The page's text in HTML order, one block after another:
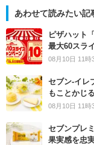
あわせて読みたい記
ピザハット
最大60スラ
08月10日 11時
セブン‐イレ
もことかじ
08月10日 11時
セブンプレ
果実感を忠